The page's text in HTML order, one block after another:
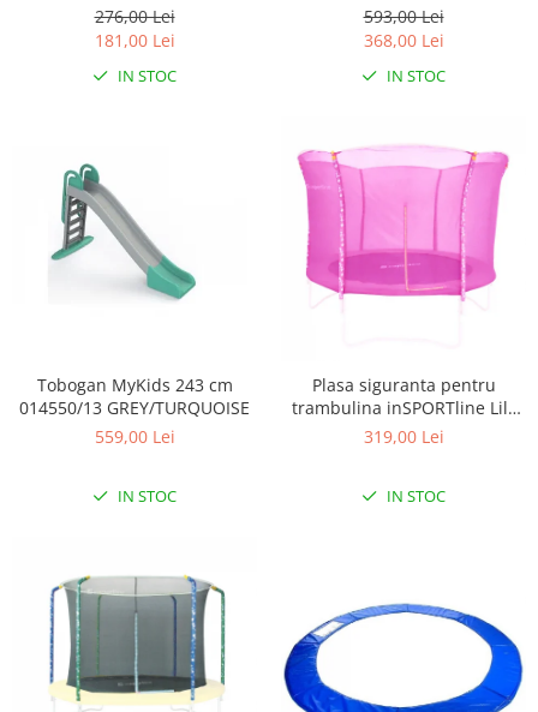
276,00 Lei
181,00 Lei
IN STOC
593,00 Lei
368,00 Lei
IN STOC
Tobogan MyKids 243 cm
014550/13 GREY/TURQUOISE
559,00 Lei
IN STOC
Plasa siguranta pentru
trambulina inSPORTline Lily
183 cm
319,00 Lei
IN STOC